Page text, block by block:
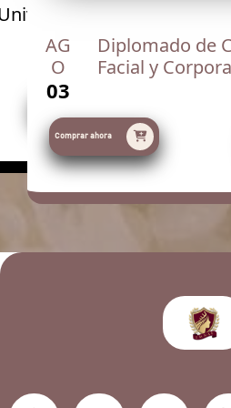
AG
O
03
Diplomado de
Facial y
Comprar ahora